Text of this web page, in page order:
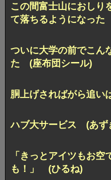
この間富士山におしり
て落ちるようになっ
ついに大学の前でこん
た (座布団シール)
胴上げさればがら追
ハブ大サービス (あず
「きっとアイツもお
も！」 (ひるね)